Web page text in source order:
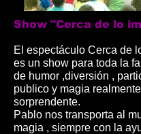
Show "Cerca de lo
El espectáculo Cerca de
es un show para toda la
de humor ,diversión ,
publico y magia realmente
sorprendente.
Pablo nos transporta al
magia , siempre con la